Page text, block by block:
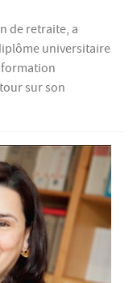
de retraite, a
universitaire
sur son